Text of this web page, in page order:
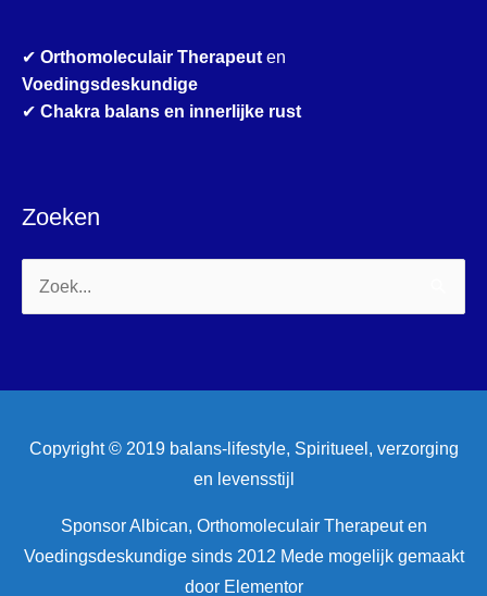
✔ Orthomoleculair Therapeuten
Voedingsdeskundige
✔ Chakra balans en innerlijke rust
Zoeken
Zoek
naar:
Copyright © 2019 balans-lifestyle, Spiritueel, verzorging
en levensstijl
Sponsor Albican, Orthomoleculair Therapeut en
Voedingsdeskundige sinds 2012 Mede mogelijk gemaakt
door Elementor